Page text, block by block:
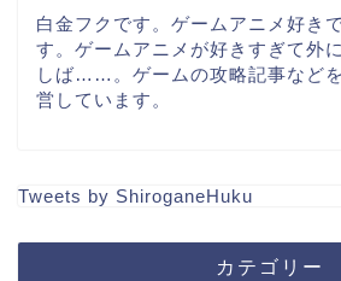
白金フクです。ゲームアニメ好き
す。ゲームアニメが好きすぎて外
しば……。ゲームの攻略記事など
営しています。
Tweets by ShiroganeHuku
カテゴリー